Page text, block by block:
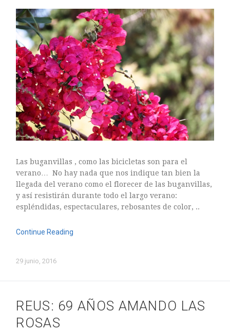
Las buganvillas , como las bicicletas son para el
verano… No hay nada que nos indique tan bien la
llegada del verano como el florecer de las buganvillas,
y así resistirán durante todo el largo verano:
espléndidas, espectaculares, rebosantes de color, ..
Continue Reading
29 junio, 2016
REUS: 69 AÑOS AMANDO LAS
ROSAS